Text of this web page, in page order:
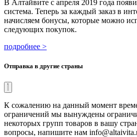
В Алтайвите с апреля 2019 года
система. Теперь за каждый заказ в
начисляем бонусы, которые можно
следующих покупок.
подробнее >
Отправка в другие страны
К сожалению на данный момент
ограничений мы вынуждены
некоторых групп товаров в вашу
вопросы, напишите нам